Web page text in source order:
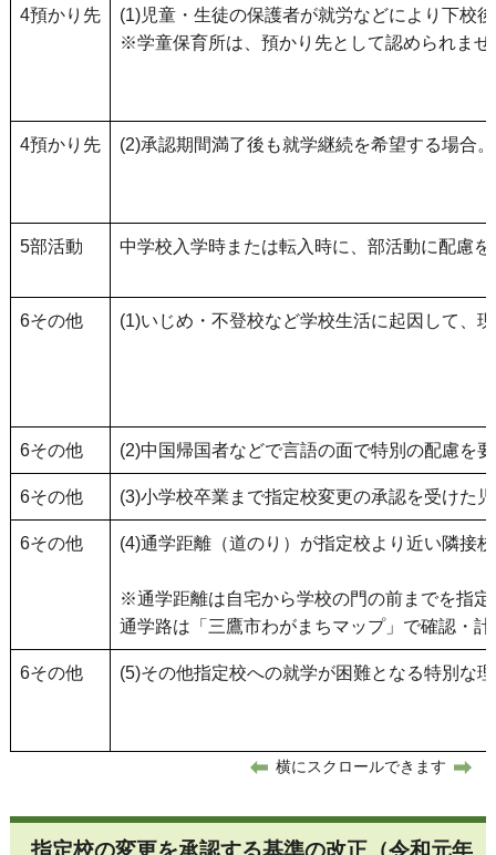
4預かり先
(1)児童・生徒の保護者が就労などにより下校
※学童保育所は、預かり先として認められませ
4預かり先 (2)承認期間満了後も就学継続を希望する場合
5部活動 中学校入学時または転入時に、部活動に配慮
6その他 (1)いじめ・不登校など学校生活に起因して、
6その他 (2)中国帰国者などで言語の面で特別の配慮を
6その他 (3)小学校卒業まで指定校変更の承認を受けた
6その他 (4)通学距離（道のり）が指定校より近い隣接
※通学距離は自宅から学校の門の前までを指
通学路は「三鷹市わがまちマップ」で確認・
6その他 (5)その他指定校への就学が困難となる特別な
横にスクロールできます
指定校の変更を承認する基準の改正（令和元年